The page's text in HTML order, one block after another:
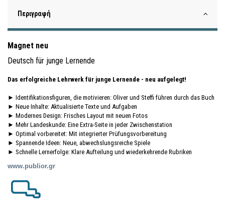
Περιγραφή
Magnet neu
Deutsch für junge Lernende
Das erfolgreiche Lehrwerk für junge Lernende - neu aufgelegt!
► Identifikationsfiguren, die motivieren: Oliver und Steffi führen durch das Buch
► Neue Inhalte: Aktualisierte Texte und Aufgaben
► Modernes Design: Frisches Layout mit neuen Fotos
► Mehr Landeskunde: Eine Extra-Seite in jeder Zwischenstation
► Optimal vorbereitet: Mit integrierter Prüfungsvorbereitung
► Spannende Ideen: Neue, abwechslungsreiche Spiele
► Schnelle Lernerfolge: Klare Aufteilung und wiederkehrende Rubriken
www.pu blior.gr